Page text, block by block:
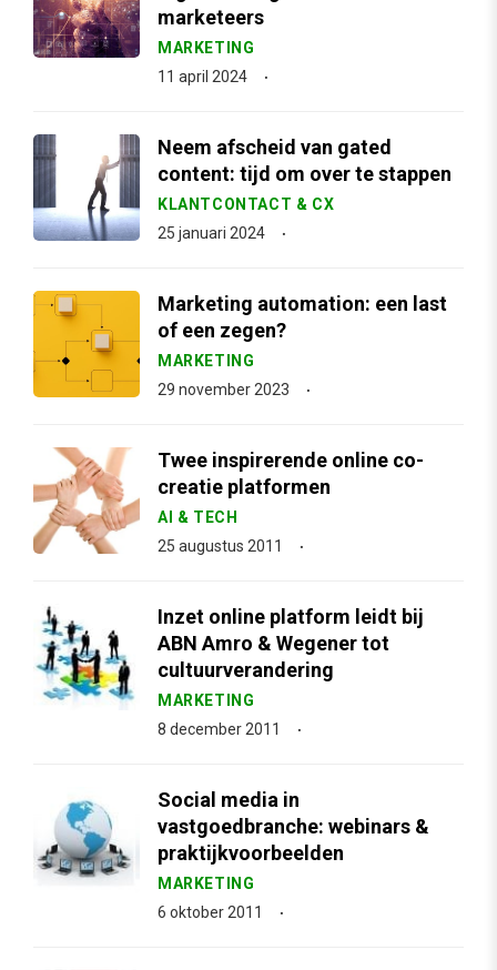
marketeers
MARKETING
11 april 2024
Neem afscheid van gated
content: tijd om over te stappen
KLANTCONTACT & CX
25 januari 2024
Marketing automation: een last
of een zegen?
MARKETING
29 november 2023
Twee inspirerende online co-
creatie platformen
AI & TECH
25 augustus 2011
Inzet online platform leidt bij
ABN Amro & Wegener tot
cultuurverandering
MARKETING
8 december 2011
Social media in
vastgoedbranche: webinars &
praktijkvoorbeelden
MARKETING
6 oktober 2011